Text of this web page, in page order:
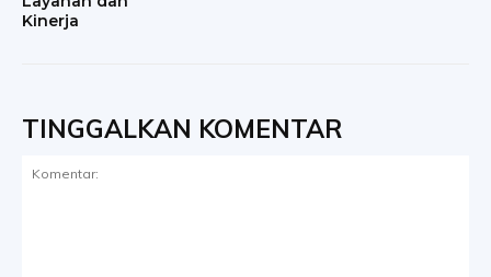
Kinerja
TINGGALKAN KOMENTAR